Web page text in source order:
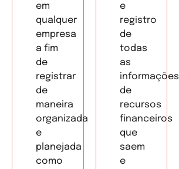
em
qualquer
empresa
a fim
de
registrar
de
maneira
organizada
e
planejada
como
e
registro
de
todas
as
informações
de
recursos
financeiros
que
saem
e